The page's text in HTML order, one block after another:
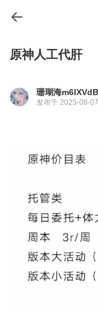
原神人工代肝
珊瑚海m6lXVdB
发布于 2025-08-07